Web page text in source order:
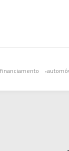
financiamento